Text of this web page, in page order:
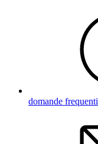
domande frequenti